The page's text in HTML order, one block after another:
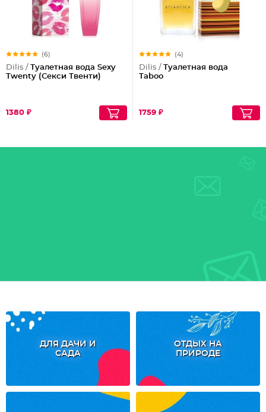
(6)
Dilis /
Туалетная вода Sexy
Twenty (Секси Твенти)
1380 ₽
(4)
Dilis /
Туалетная вода
Taboo
1759 ₽
ДЛЯ ДАЧИ И
САДА
ОТДЫХ НА
ПРИРОДЕ